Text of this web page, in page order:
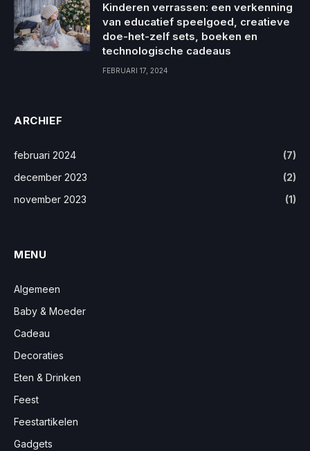
Kinderen verrassen: een verkenning
van educatief speelgoed, creatieve
doe-het-zelf sets, boeken en
technologische cadeaus
FEBRUARI 17, 2024
ARCHIEF
februari 2024
(7)
december 2023
(2)
november 2023
(1)
MENU
Algemeen
Baby & Moeder
Cadeau
Decoraties
Eten & Drinken
Feest
Feestartikelen
Gadgets